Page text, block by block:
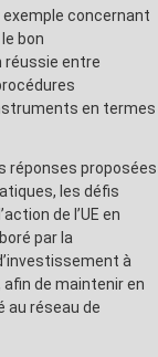
exemple concernant
bon
réussie entre
en termes
réponses proposées
les défis
de l’UE en
par la
à
afin de maintenir en
au réseau de